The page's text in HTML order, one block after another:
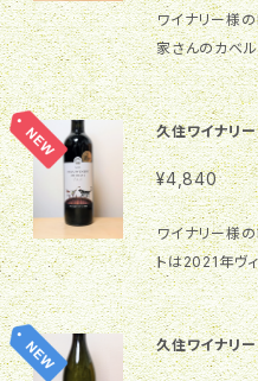
ランド 黄道12
インコンクー
5％ 内容量
ドについて 「
ンスを司る女
ても星の美し
契約農家さん
シリーズの一つ
ワイナリー様の
家さんのカベ
5%)をブレン
成。小さな黒
り。口中に含
キーなタンニ
感じられます。 商品スペック 商品名 Cabernet Sauvi
gnon &
☆☆☆☆★ 辛口
約農家)75%
2星座シリー
ル銀賞受賞 栓
20ml 保存方
久住ワイナ
¥4,840
ワイナリー様の
トは2021年ヴィンテー
約農家さんの
地の香り、高
キーで複雑な
インです。 商品スペック 商品名 2021 Merlot Catwal
久住ワイナ